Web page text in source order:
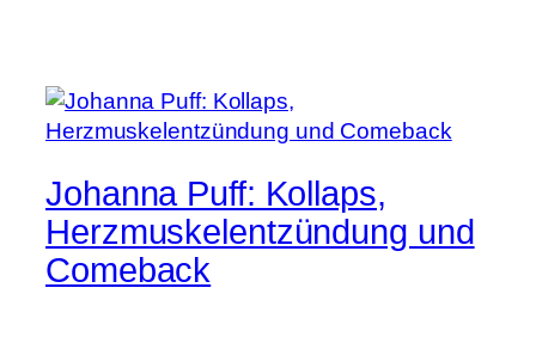
Johanna Puff: Kollaps,
Herzmuskelentzündung und
Comeback